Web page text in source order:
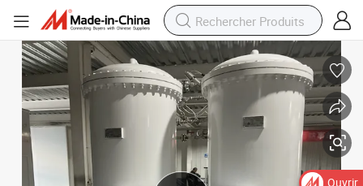
Ouvrir